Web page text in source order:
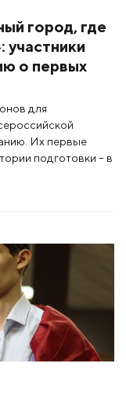
город, где
участники
о первых
для
Их первые
подготовки – в